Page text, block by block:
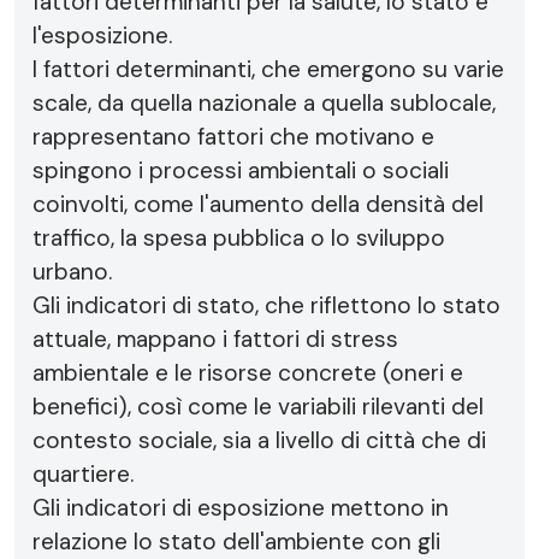
l'esposizione.
I fattori determinanti, che emergono su varie
scale, da quella nazionale a quella sublocale,
rappresentano fattori che motivano e
spingono i processi ambientali o sociali
coinvolti, come l'aumento della densità del
traffico, la spesa pubblica o lo sviluppo
urbano.
Gli indicatori di stato, che riflettono lo stato
attuale, mappano i fattori di stress
ambientale e le risorse concrete (oneri e
benefici), così come le variabili rilevanti del
contesto sociale, sia a livello di città che di
quartiere.
Gli indicatori di esposizione mettono in
relazione lo stato dell'ambiente con gli